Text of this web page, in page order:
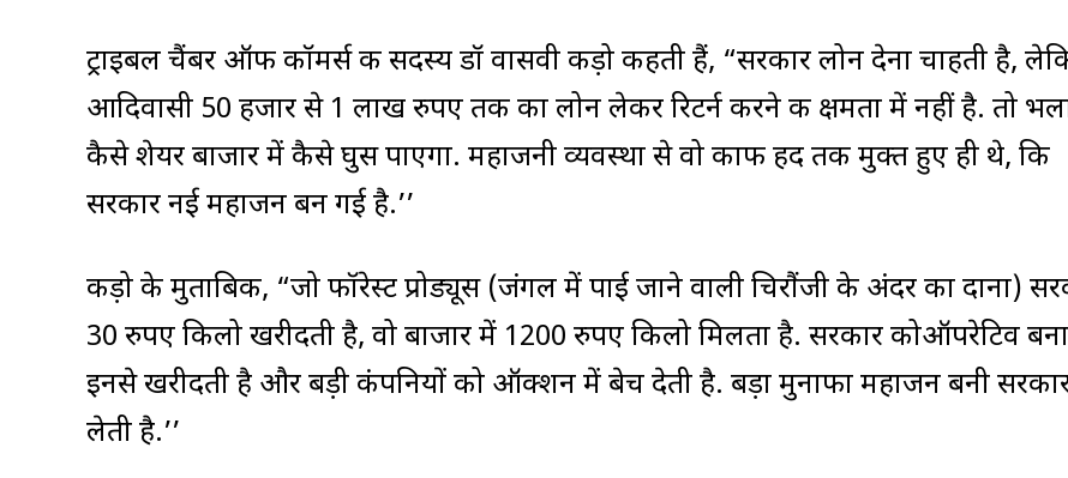
ट्राइबल चैंबर ऑफ कॉमर्स की सदस्य डॉ वासवी कीड़ो कहती हैं, “सरकार लोन देना चाहती है,
आदिवासी 50 हजार से 1 लाख रुपए तक का लोन लेकर रिटर्न करने की क्षमता में नहीं है. तो
कैसे शेयर बाजार में कैसे घुस पाएगा. महाजनी व्यवस्था से वो काफी हद तक मुक्त हुए ही थे, कि
सरकार नई महाजन बन गई है.’’
कीड़ो के मुताबिक, “जो फॉरेस्ट प्रोड्यूस (जंगल में पाई जाने वाली चिरौंजी के अंदर का दाना)
30 रुपए किलो खरीदती है, वो बाजार में 1200 रुपए किलो मिलता है. सरकार कोऑपरेटिव
इनसे खरीदती है और बड़ी कंपनियों को ऑक्शन में बेच देती है. बड़ा मुनाफा महाजन बनी
लेती है.’’